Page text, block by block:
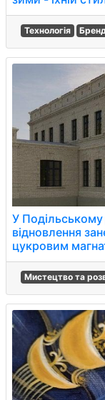
Технологія
У Подільському
відновлення
цукровим
Мистецтво та